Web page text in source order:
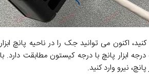
کنید، اکنون می توانید جک را در ناحیه پانچ ابزار
ابزار پانچ با درجه کیستون مطابقت دارد. با
نیرو وارد کنید.